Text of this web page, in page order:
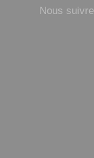
Nous suivre